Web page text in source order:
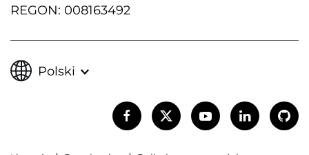
REGON: 008163492
Polski